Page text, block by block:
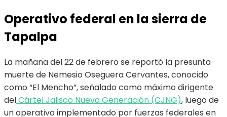
Operativo federal en la sierra de
Tapalpa
La mañana del 22 de febrero se reportó la presunta
muerte de Nemesio Oseguera Cervantes, conocido
como “El Mencho”, señalado como máximo dirigente
delCártel Jalisco Nueva Generación (CJNG), luego de
un operativo implementado por fuerzas federales en